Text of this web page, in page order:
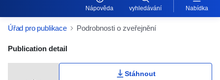
Nápověda vyhledávání Nabídka
Úřad pro publikace Podrobnosti o zveřejnění
Publication Detail Actions Portlet
Publication detail
Stáhnout